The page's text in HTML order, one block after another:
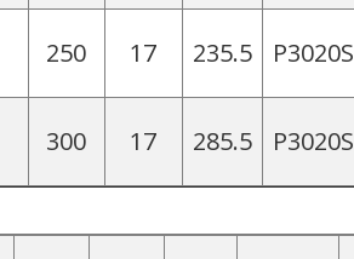
250 17 235.5 P3020S
300 17 285.5 P3020S